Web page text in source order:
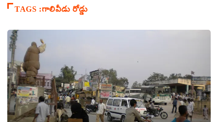
TAGS :గాలివీడు రోడ్డు